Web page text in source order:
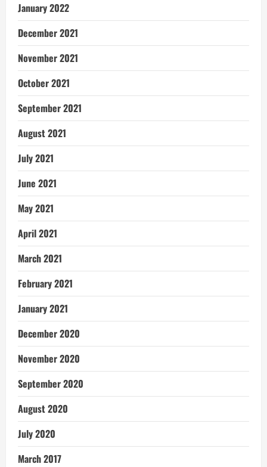
January 2022
December 2021
November 2021
October 2021
September 2021
August 2021
July 2021
June 2021
May 2021
April 2021
March 2021
February 2021
January 2021
December 2020
November 2020
September 2020
August 2020
July 2020
March 2017